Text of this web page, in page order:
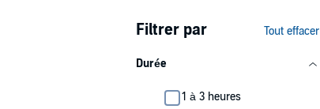
Filtrer par Tout effacer
Durée
1 à 3 heures